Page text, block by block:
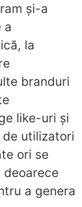
și-a
a
la
branduri
like-uri și
utilizatori
ori se
a genera